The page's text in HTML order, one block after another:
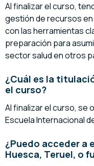
Al finalizar el curso,
gestión de recursos en
con las herramientas
preparación para
sector salud en otros
¿Cuál es la
el curso?
Al finalizar el curso, se
Escuela Internacional
¿Puedo acceder a
Huesca, Teruel, o